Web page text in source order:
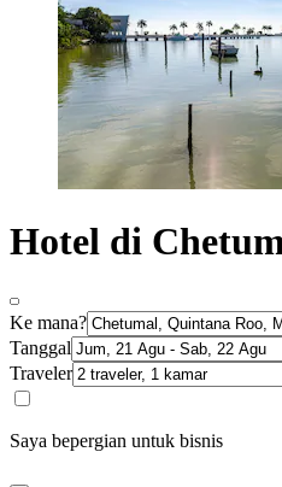
Hotel di
Ke mana?
Tanggal
Traveler
Saya bepergian untuk bisnis